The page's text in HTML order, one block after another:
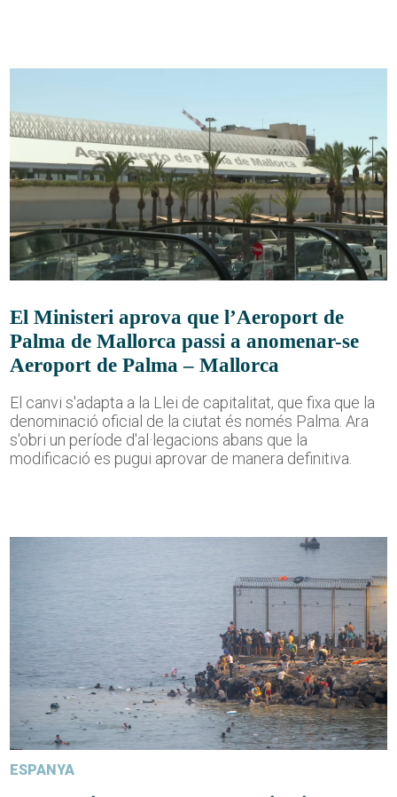
El Ministeri aprova que l’Aeroport de
Palma de Mallorca passi a anomenar-se
Aeroport de Palma – Mallorca
El canvi s'adapta a la Llei de capitalitat, que fixa que la
denominació oficial de la ciutat és només Palma. Ara
s'obri un període d'al·legacions abans que la
modificació es pugui aprovar de manera definitiva.
ESPANYA